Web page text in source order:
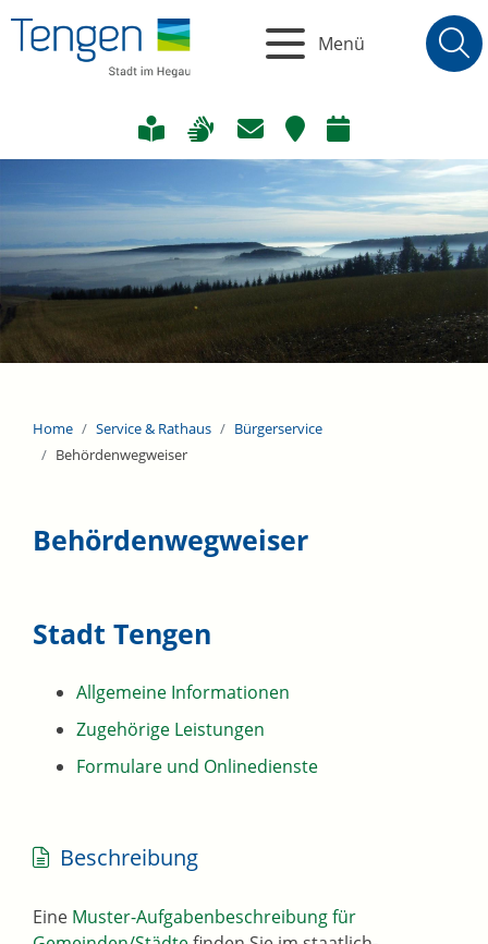
Menü
Home Service & Rathaus
Bürgerservice
Behördenwegweiser
Behördenwegweiser
Stadt Tengen
Allgemeine Informationen
Zugehörige Leistungen
Formulare und Onlinedienste
Beschreibung
Eine Muster-Aufgabenbeschreibung für